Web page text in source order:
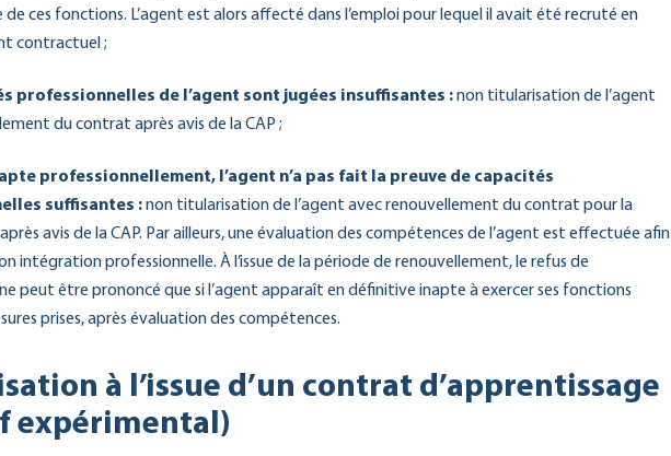
de ces fonctions. L’agent est alors affecté dans l’emploi pour lequel il avait été recruté en
contractuel ;
professionnelles de l’agent sont jugées insuffisantes :non titularisation de l’agent
du contrat après avis de la CAP ;
professionnellement, l’agent n’a pas fait la preuve de capacités
suffisantes :non titularisation de l’agent avec renouvellement du contrat pour la
avis de la CAP. Par ailleurs, une évaluation des compétences de l’agent est effectuée afin
intégration professionnelle. À l’issue de la période de renouvellement, le refus de
peut être prononcé que si l’agent apparaît en définitive inapte à exercer ses fonctions
prises, après évaluation des compétences.
à l’issue d’un contrat d’apprentissage
expérimental)